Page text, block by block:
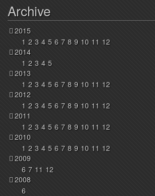
Archive
2015
1 2 3 4 5 6 7 8 9 10 11 12
2014
1 2 3 4 5
2013
1 2 3 4 5 6 7 8 9 10 11 12
2012
1 2 3 4 5 6 7 8 9 10 11 12
2011
1 2 3 4 5 6 7 8 9 10 11 12
2010
1 2 3 4 5 6 7 8 9 10 11 12
2009
6 7 11 12
2008
6